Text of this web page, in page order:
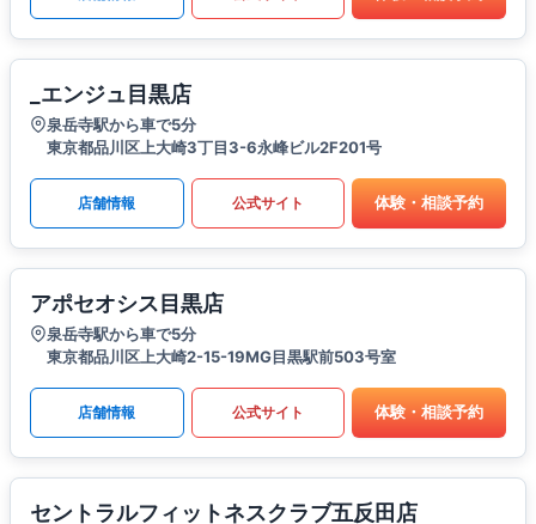
_エンジュ目黒店
泉岳寺駅から車で5分
東京都品川区上大崎3丁目3-6永峰ビル2F201号
店舗情報 公式サイト 体験・相談予約
アポセオシス目黒店
泉岳寺駅から車で5分
東京都品川区上大崎2-15-19MG目黒駅前503号室
店舗情報 公式サイト 体験・相談予約
セントラルフィットネスクラブ五反田店